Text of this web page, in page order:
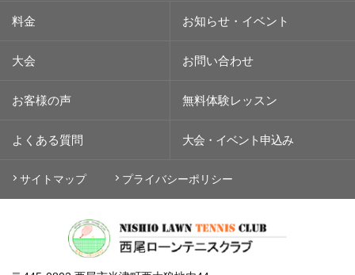
料金 お知らせ・イベント
大会 お問い合わせ
お客様の声 無料体験レッスン
よくある質問 大会・イベント 申込み
サイトマップ プライバシーポリシー